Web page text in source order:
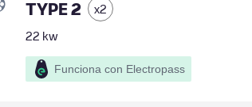
TYPE 2 x2
22 kw
Funciona con Electropass